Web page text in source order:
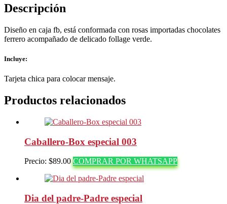
Descripción
Diseño en caja fb, está conformada con rosas importadas chocolates
ferrero acompañado de delicado follage verde.
Incluye:
Tarjeta chica para colocar mensaje.
Productos relacionados
Caballero-Box especial 003
Precio: $89.00 COMPRAR POR WHATSAPP
Dia del padre-Padre especial